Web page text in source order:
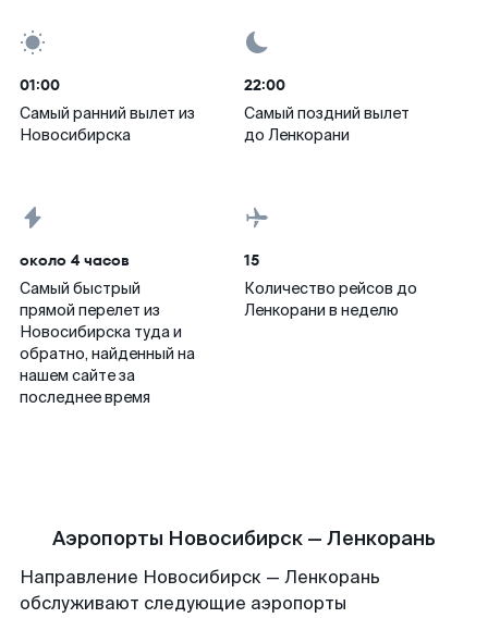
01:00
Самый ранний вылет из
Новосибирска
22:00
Самый поздний вылет
до Ленкорани
около 4 часов
Самый быстрый
прямой перелет из
Новосибирска туда и
обратно, найденный на
нашем сайте за
последнее время
15
Количество рейсов до
Ленкорани в неделю
Аэропорты Новосибирск — Ленкорань
Направление Новосибирск — Ленкорань
обслуживают следующие аэропорты